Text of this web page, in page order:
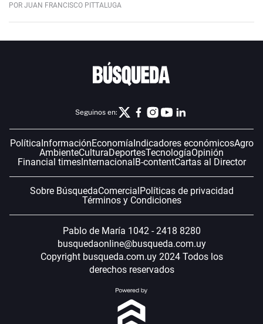
POR JUAN FRANCISCO PITTALUGA
Seguinos en:
Política InformaciónEconomía Indicadores económicosAgro
AmbienteCulturaDeportesTecnologíaOpinión
Financial timesInternacional B-contentCartas al Director
Sobre BúsquedaComercial Políticas de privacidad
Términos y Condiciones
Pablo de María 1042 - 2418 8280
busquedaonline@busqueda.com.uy
Copyright busqueda.com.uy 2024 Todos los
derechos reservados